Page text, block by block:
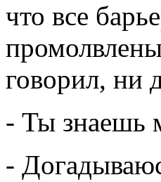
что все
говорил, ни
- Ты знаешь
-